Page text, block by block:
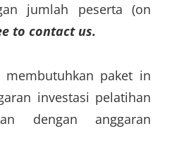
jumlah peserta (on
to contact us.
membutuhkan paket in
investasi pelatihan
dengan anggaran